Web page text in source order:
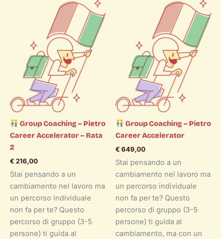
Group Coaching – Pietro
Career Accelerator – Rata
2
€ 216,00
Stai pensando a un
cambiamento nel lavoro ma
un percorso individuale
non fa per te? Questo
percorso di gruppo (3-5
persone) ti guida al
Group Coaching – Pietro
Career Accelerator
€ 649,00
Stai pensando a un
cambiamento nel lavoro ma
un percorso individuale
non fa per te? Questo
percorso di gruppo (3-5
persone) ti guida al
cambiamento, ma con un